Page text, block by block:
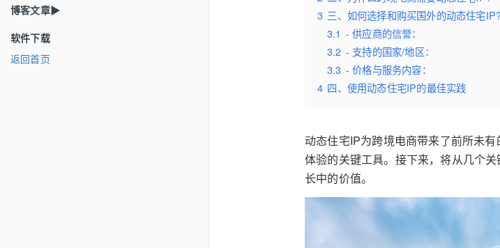
博客文章▶
软件下载
返回首页
3 三、如何选择和购买国外的动态住宅
3.1 - 供应商的信誉：
3.2 - 支持的国家/地区：
3.3 - 价格与服务内容：
4 四、使用动态住宅IP的最佳实践
动态住宅IP为跨境电商带来了前所未
体验的关键工具。接下来，将从几个
长中的价值。